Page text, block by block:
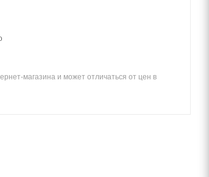
магазина и может отличаться от цен в